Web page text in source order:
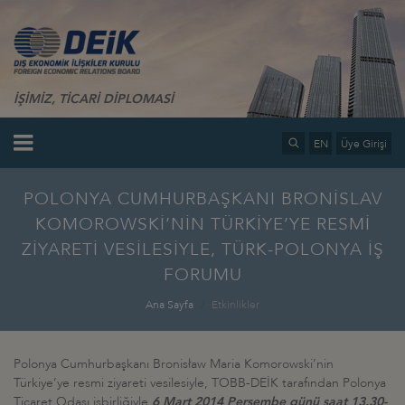
İŞİMİZ, TİCARİ DİPLOMASİ
EN Üye Girişi
POLONYA CUMHURBAŞKANI BRONİSLAV
KOMOROWSKİ’NİN TÜRKİYE’YE RESMİ
ZİYARETİ VESİLESİYLE, TÜRK-POLONYA İŞ
FORUMU
Ana Sayfa Etkinlikler
Polonya Cumhurbaşkanı Bronisław Maria Komorowski’nin
Türkiye’ye resmi ziyareti vesilesiyle, TOBB-DEİK tarafından Polonya
Ticaret Odası işbirliğiyle 6 Mart 2014 Perşembe günü saat 13.30-